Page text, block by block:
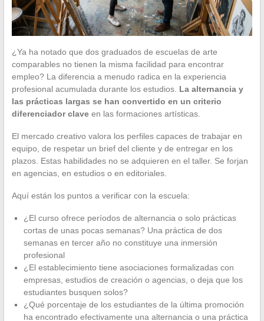
¿Ya ha notado que dos graduados de escuelas de arte
comparables no tienen la misma facilidad para encontrar
empleo? La diferencia a menudo radica en la experiencia
profesional acumulada durante los estudios. La alternancia y
las prácticas largas se han convertido en un criterio
diferenciador claveen las formaciones artísticas.
El mercado creativo valora los perfiles capaces de trabajar en
equipo, de respetar un brief del cliente y de entregar en los
plazos. Estas habilidades no se adquieren en el taller. Se forjan
en agencias, en estudios o en editoriales.
Aquí están los puntos a verificar con la escuela:
¿El curso ofrece períodos de alternancia o solo prácticas
cortas de unas pocas semanas? Una práctica de dos
semanas en tercer año no constituye una inmersión
profesional
¿El establecimiento tiene asociaciones formalizadas con
empresas, estudios de creación o agencias, o deja que los
estudiantes busquen solos?
¿Qué porcentaje de los estudiantes de la última promoción
ha encontrado efectivamente una alternancia o una práctica